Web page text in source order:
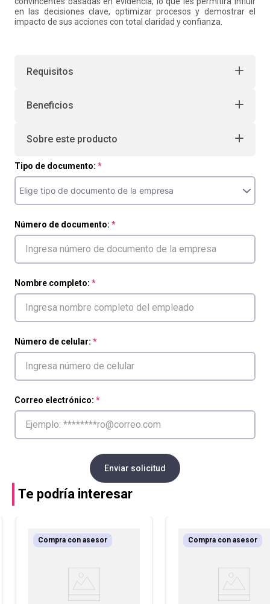
en las decisiones clave, optimizar procesos y demostrar el
impacto de sus acciones con total claridad y confianza.
Requisitos
Beneficios
Sobre este producto
Tipo de documento:
Número de documento:
Nombre completo:
Número de celular:
Correo electrónico:
Enviar solicitud
Te podría interesar
Compra con asesor Compra con asesor